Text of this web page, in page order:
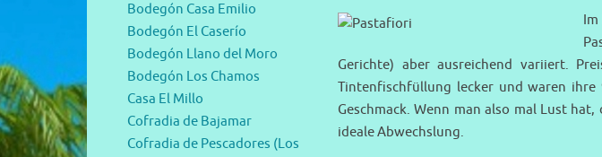
Gerichte) aber ausreichend variiert.
Tintenfischfüllung lecker und waren ihre
Geschmack. Wenn man also mal Lust
ideale Abwechslung.
Bodegón Casa Emilio
Bodegón El Caserío
Bodegón Llano del Moro
Bodegón Los Chamos
Casa El Millo
Cofradia de Bajamar
Cofradia de Pescadores (Los